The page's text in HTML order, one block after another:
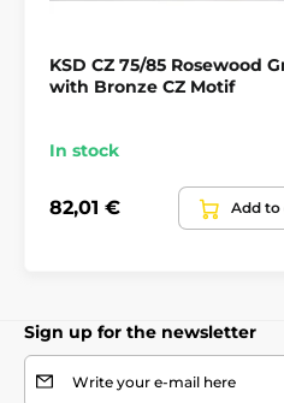
KSD CZ 75/85 Rosewood
with Bronze CZ Motif
In stock
82,01 € Add to
Sign up for the newsletter
Write your e-mail here